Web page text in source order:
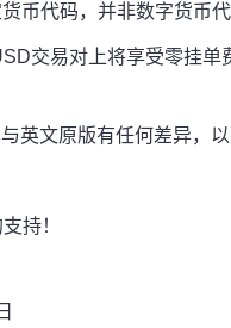
币代码，并非数字货币代
交易对上将享受零挂单
英文原版有任何差异，
持！